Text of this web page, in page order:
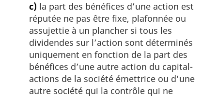
c) la part des bénéfices d’une action est
réputée ne pas être fixe, plafonnée ou
assujettie à un plancher si tous les
dividendes sur l’action sont déterminés
uniquement en fonction de la part des
bénéfices d’une autre action du capital-
actions de la société émettrice ou d’une
autre société qui la contrôle qui ne